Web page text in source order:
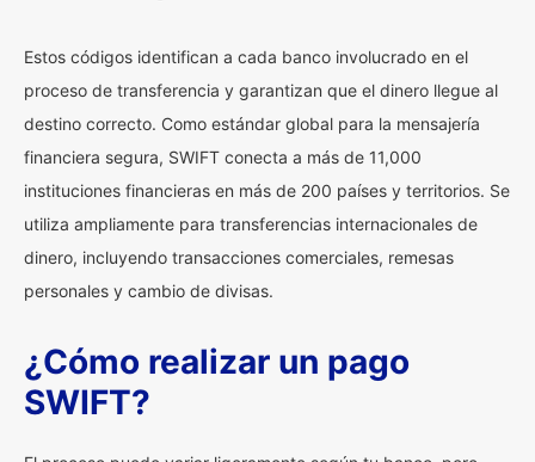
Estos códigos identifican a cada banco involucrado en el
proceso de transferencia y garantizan que el dinero llegue al
destino correcto. Como estándar global para la mensajería
financiera segura, SWIFT conecta a más de 11,000
instituciones financieras en más de 200 países y territorios. Se
utiliza ampliamente para transferencias internacionales de
dinero, incluyendo transacciones comerciales, remesas
personales y cambio de divisas.
¿Cómo realizar un pago
SWIFT?